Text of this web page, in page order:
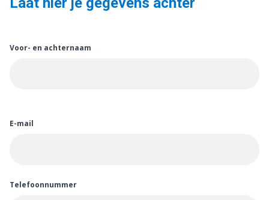
Voor- en achternaam
E-mail
Telefoonnummer